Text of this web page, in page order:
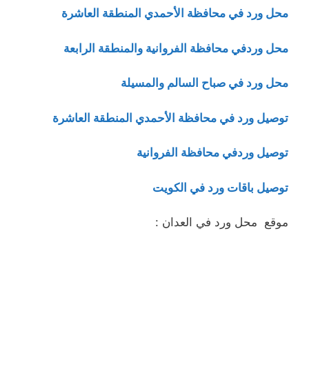
محل ورد في محافظة الأحمدي المنطقة العاشرة
محل وردفي محافظة الفروانية والمنطقة الرابعة
محل ورد في صباح السالم والمسيلة
توصيل ورد في محافظة الأحمدي المنطقة العاشرة
توصيل وردفي محافظة الفروانية
توصيل باقات ورد في الكويت
موقع محل ورد في العدان :